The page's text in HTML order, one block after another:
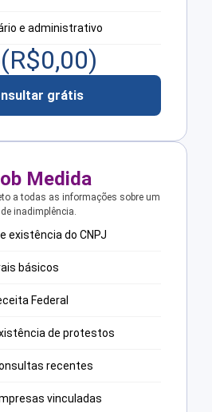
e administrativo
(R$0,00)
grátis
Medida
a todas as informações sobre um
inadimplência.
existência do CNPJ
básicos
Federal
de protestos
recentes
vinculadas